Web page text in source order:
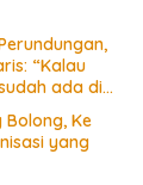
“Kalau
ada di
Bolong, Ke
yang